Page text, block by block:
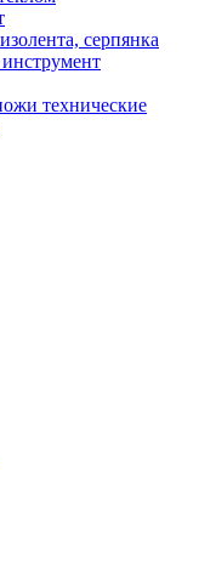
серпянка
технические